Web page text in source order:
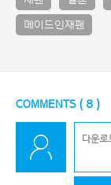
메이드인재팬
COMMENTS ( 8 )